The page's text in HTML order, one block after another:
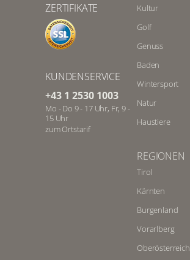
ZERTIFIKATE
KUNDENSERVICE
+43 1 2530 1003
Mo - Do 9 - 17 Uhr, Fr, 9 -
15 Uhr
zum Ortstarif
Kultur
Golf
Genuss
Baden
Wintersport
Natur
Haustiere
REGIONEN
Tirol
Kärnten
Burgenland
Vorarlberg
Oberösterreich